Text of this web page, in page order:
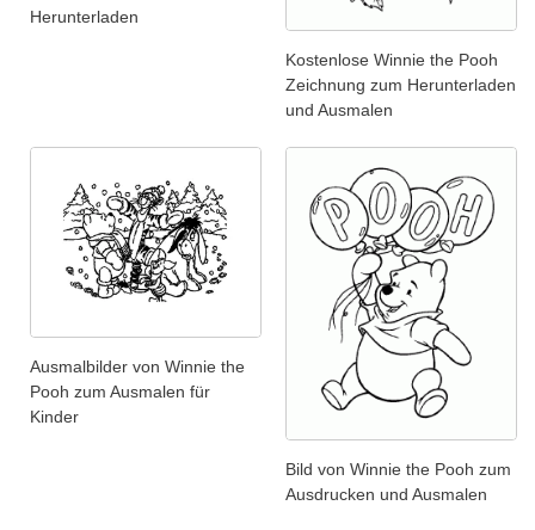
Herunterladen
Kostenlose Winnie the Pooh
Zeichnung zum Herunterladen
und Ausmalen
Ausmalbilder von Winnie the
Pooh zum Ausmalen für
Kinder
Bild von Winnie the Pooh zum
Ausdrucken und Ausmalen